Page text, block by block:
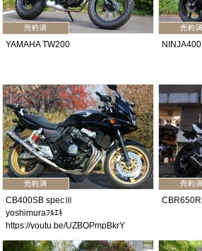
YAMAHA TW200 NINJA400
CB400SB specⅢ
yoshimuraﾌﾙｴｷ
https://youtu.be/UZBQPmpBkrY
CBR650R